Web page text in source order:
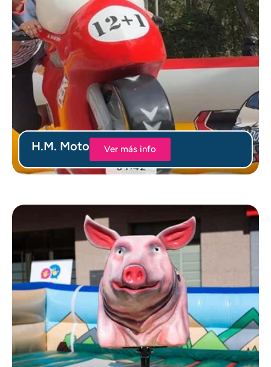
H.M. Moto Ver más info